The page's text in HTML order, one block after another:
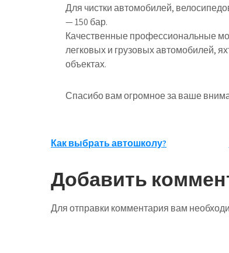
Для чистки автомобилей,
— 150 бар.
Качественные профессиональные
легковых и грузовых автомобилей,
объектах.
Спасибо вам огромное за ваше
Навигация
по
записям
Как выбрать автошколу?
Добавить
Для отправки комментария вам